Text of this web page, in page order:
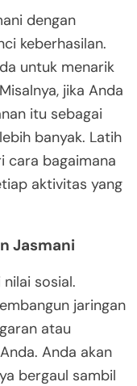
dengan
keberhasilan.
untuk menarik
jika Anda
itu sebagai
banyak. Latih
cara bagaimana
aktivitas yang
Jasmani
sosial.
jaringan
atau
Anda akan
bergaul sambil